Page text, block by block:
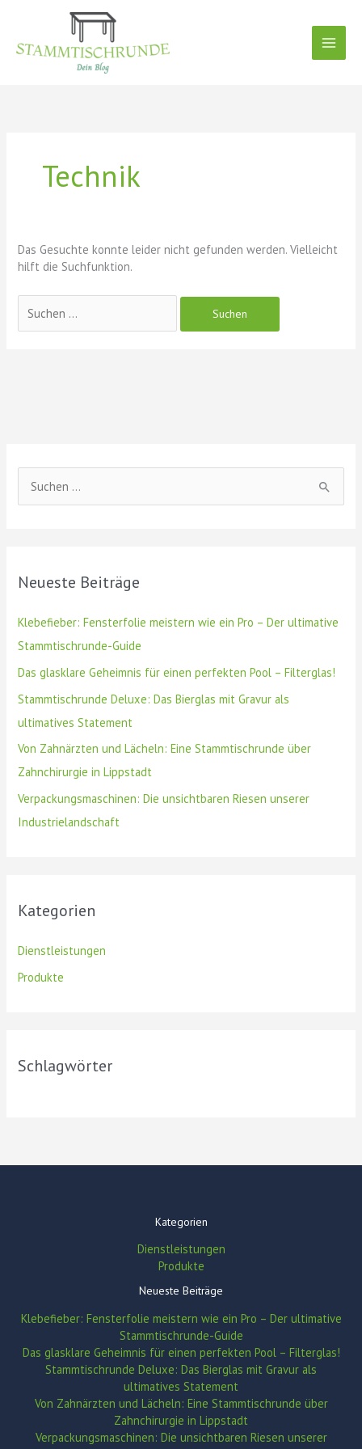
springen
Technik
Das Gesuchte konnte leider nicht gefunden werden. Vielleicht
hilft die Suchfunktion.
e
n
a
c
h
:
Neueste Beiträge
Klebefieber: Fensterfolie meistern wie ein Pro – Der ultimative
Stammtischrunde-Guide
Das glasklare Geheimnis für einen perfekten Pool – Filterglas!
Stammtischrunde Deluxe: Das Bierglas mit Gravur als
ultimatives Statement
Von Zahnärzten und Lächeln: Eine Stammtischrunde über
Zahnchirurgie in Lippstadt
Verpackungsmaschinen: Die unsichtbaren Riesen unserer
Industrielandschaft
Kategorien
Dienstleistungen
Produkte
Schlagwörter
Kategorien
Dienstleistungen
Produkte
Neueste Beiträge
Klebefieber: Fensterfolie meistern wie ein Pro – Der ultimative
Stammtischrunde-Guide
Das glasklare Geheimnis für einen perfekten Pool – Filterglas!
Stammtischrunde Deluxe: Das Bierglas mit Gravur als
ultimatives Statement
Von Zahnärzten und Lächeln: Eine Stammtischrunde über
Zahnchirurgie in Lippstadt
Verpackungsmaschinen: Die unsichtbaren Riesen unserer